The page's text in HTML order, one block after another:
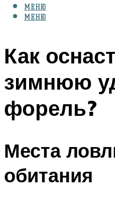
МЕНЮ
МЕНЮ
Как
зимнюю
форель?
Места
обитания